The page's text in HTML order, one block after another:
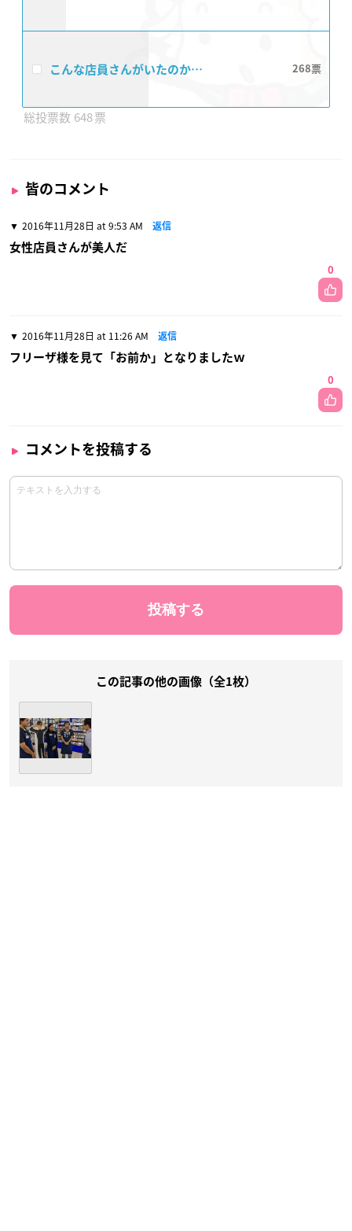
こんな店員さんがいたのか… 268
648
皆のコメント
2016年11月28日 at 9:53 AM 返信
女性店員さんが美人だ
0
2016年11月28日 at 11:26 AM 返信
フリーザ様を見て「お前か」となりましたｗ
0
コメントを投稿する
この記事の他の画像（全1枚）